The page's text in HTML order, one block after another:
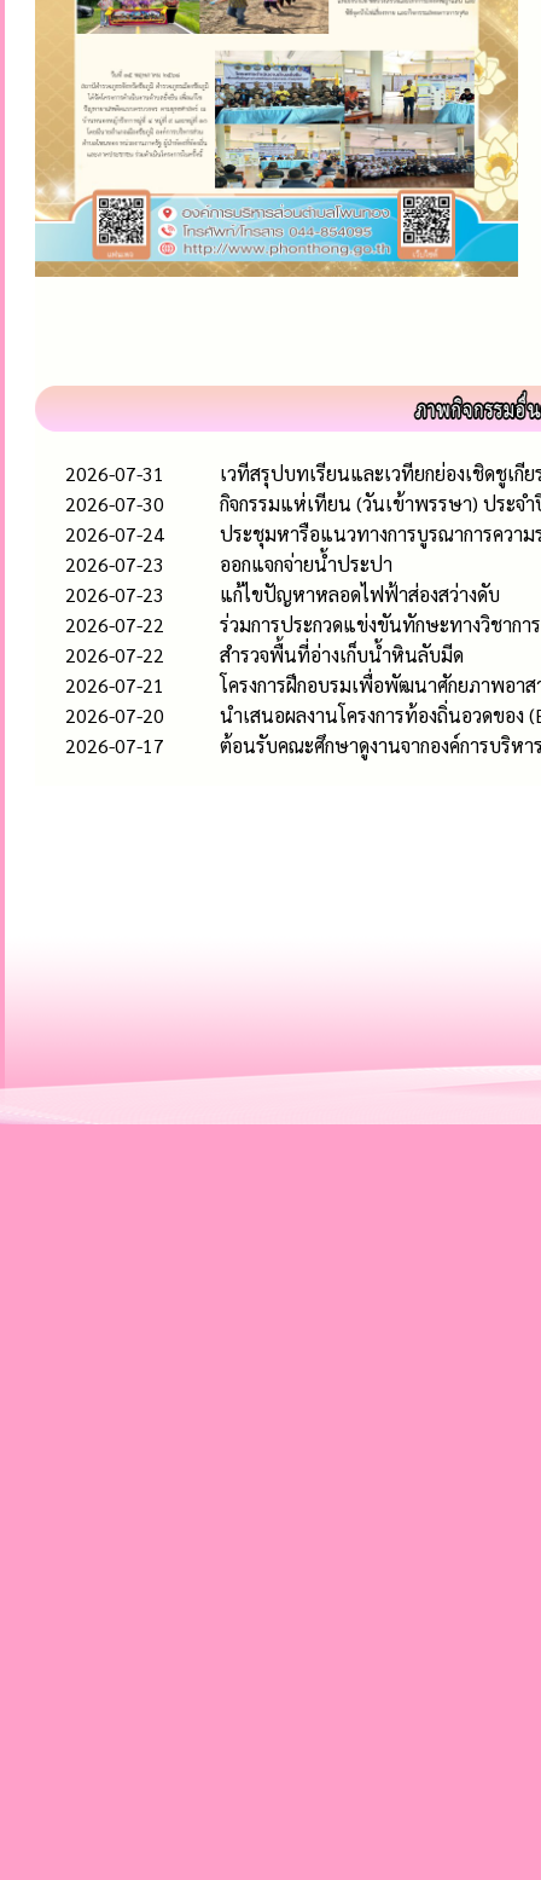
2026-07-31
เวทีสรุปบทเรียนและเวทียกย่องเชิดชูเ
2026-07-30
กิจกรรมแห่เทียน (วันเข้าพรรษา) ประจ
2026-07-24
ประชุมหารือแนวทางการบูรณาการควา
2026-07-23
ออกแจกจ่ายน้ำประปา
2026-07-23
แก้ไขปัญหาหลอดไฟฟ้าส่องสว่างดับ
2026-07-22
ร่วมการประกวดแข่งขันทักษะทางวิชาก
2026-07-22
สำรวจพื้นที่อ่างเก็บน้ำหินลับมีด
2026-07-21
โครงการฝึกอบรมเพื่อพัฒนาศักยภาพอา
2026-07-20
นำเสนอผลงานโครงการท้องถิ่นอวดของ
2026-07-17
ต้อนรับคณะศึกษาดูงานจากองค์การบริห